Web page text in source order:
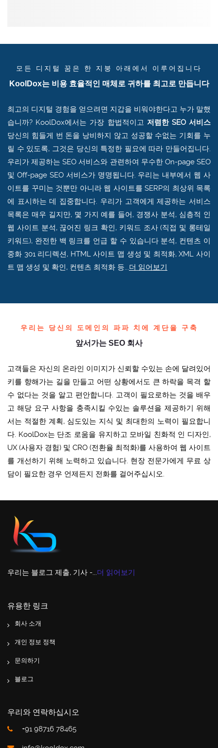
모든 디지털 꿈은 한 지붕 아래에서 이루어집니다
KoolDox는 비용 효율적인 매체로 귀하를 최고로 만듭니다
최고의 디지털 경험을 얻으려면 지갑을 비워야한다고 누가 말했
습니까? KoolDox에서는 가장 합법적이고 저렴한 SEO 서비스
당신의 힘들게 번 돈을 낭비하지 않고 성공할 수없는 기회를 누
릴 수 있도록, 그것은 당신의 특정한 필요에 따라 만들어집니다.
우리가 제공하는 SEO 서비스와 관련하여 무수한 On-page SEO
및 Off-page SEO 서비스가 명명됩니다. 우리는 내부에서 웹 사
이트를 꾸미는 것뿐만 아니라 웹 사이트를 SERP의 최상위 목록
에 표시하는 데 집중합니다. 우리가 고객에게 제공하는 서비스
목록은 매우 길지만, 몇 가지 예를 들어, 경쟁사 분석, 심층적 인
웹 사이트 분석, 끊어진 링크 확인, 키워드 조사 (직접 및 롱테일
키워드), 완전한 백 링크를 언급 할 수 있습니다 분석, 컨텐츠 이
중화 301 리디렉션, HTML 사이트 맵 생성 및 최적화, XML 사이
트 맵 생성 및 확인, 컨텐츠 최적화 등...더 읽어보기
우리는 당신의 도메인의 파파 치에 계단을 구축
앞서가는 SEO 회사
고객들은 자신의 온라인 이미지가 신뢰할 수있는 손에 달려있어
키를 향해가는 길을 만들고 어떤 상황에서도 큰 하락을 목격 할
수 없다는 것을 알고 편안합니다. 고객이 필요로하는 것을 배우
고 해당 요구 사항을 충족시킬 수있는 솔루션을 제공하기 위해
서는 적절한 계획, 심도있는 지식 및 최대한의 노력이 필요합니
다. KoolDox는 단조 로움을 유지하고 모바일 친화적 인 디자인,
UX (사용자 경험) 및 CRO (전환율 최적화)를 사용하여 웹 사이트
를 개선하기 위해 노력하고 있습니다. 현장 전문가에게 무료 상
담이 필요한 경우 언제든지 전화를 걸어주십시오.
우리는 블로그 제출, 기사 -...더 읽어보기
유용한 링크
회사 소개
개인 정보 정책
문의하기
블로그
우리와 연락하십시오
+91 98716 78465